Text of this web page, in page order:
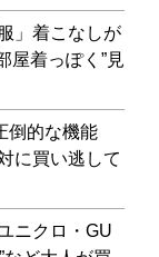
」着こなしが
屋着っぽく”見
倒的な機能
に買い逃して
ニクロ・GU